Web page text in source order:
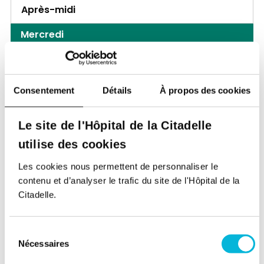
Consentement Détails À propos des cookies
Le site de l'Hôpital de la Citadelle
utilise des cookies
Les cookies nous permettent de personnaliser le
contenu et d’analyser le trafic du site de l'Hôpital de la
Citadelle.
Nécessaires
Après-midi
Mercredi
Après-midi
Jeudi
Matin
Vendredi